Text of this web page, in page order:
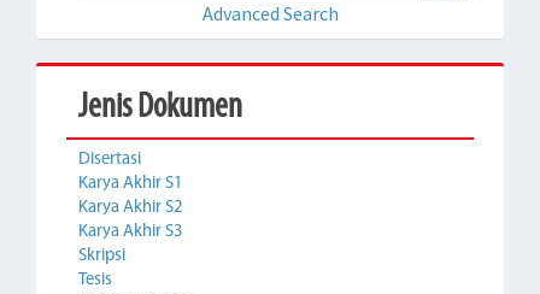
Advanced Search
Jenis Dokumen
Disertasi
Karya Akhir S1
Karya Akhir S2
Karya Akhir S3
Skripsi
Tesis